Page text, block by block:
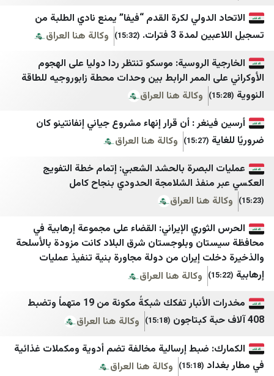
أجواء برس
جنوبية
قلم سياسي
وردنا
لبنان اليوم
mdm نيوز
أخبار بلس
Tehran Times
IranWire
Iran International
Iran Herald
Iran Times
ANA
IRANA
اقتصاد نیوز
موقع بوست
قناة الساحات
الثورة نت
مأرب نت
سبتمبر نت
وكالة الصحافة اليمنية
عدن الحدث
عدن 24
عدن تايم
حضرموت21
الأمناء نت
المشهد العربي
لكرة القدم “فيفا” يمنع نادي الطلبة من
3 فترات.
(15:32)
وكالة هنا العراق
الروسية: موسكو تنتظر ردا دوليا على الهجوم
الممر الرابط بين وحدات محطة زابوروجيه للطاقة
وكالة هنا العراق
: أن قرار إنهاء مشروع جياني إنفانتينو كان
وكالة هنا العراق
بالحشد الشعبي: إتمام خطة التفويج
الشلامجة الحدودي بنجاح كامل
هنا العراق
الإيراني: القضاء على مجموعة إرهابية في
وبلوجستان شرق البلاد كانت مزودة بالأسلحة
إيران من دولة مجاورة بنية تنفيذ عمليات
وكالة هنا العراق
مخدرات الأنبار تفكك شبكةً مكونة من 19 متهماً وتضبط
(15:18)
وكالة هنا العراق
ضبط إرسالية مخالفة تضم أدوية ومكملات غذائية
(15:18)
وكالة هنا العراق